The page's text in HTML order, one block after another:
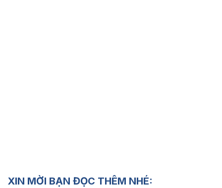
XIN MỜI BẠN ĐỌC THÊM NHÉ: